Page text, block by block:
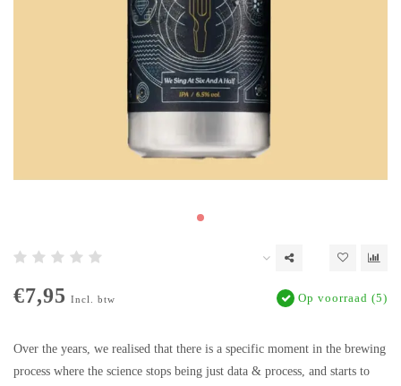
€7,95 Incl. btw Op voorraad (5)
Over the years, we realised that there is a specific moment in the brewing
process where the science stops being just data & process, and starts to